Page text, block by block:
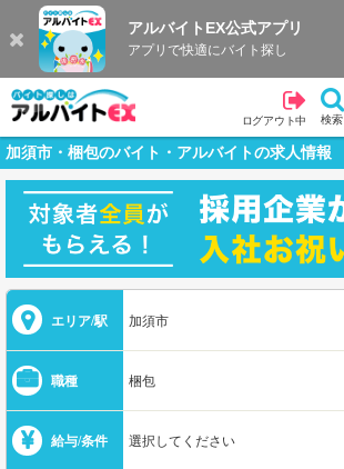
アルバイトEX公式アプリ
アプリで快適にバイト探し
ログアウト中 検索
加須市・梱包のバイト・アルバイトの求人情報
エリア/駅 加須市
職種 梱包
給与/条件 選択してください